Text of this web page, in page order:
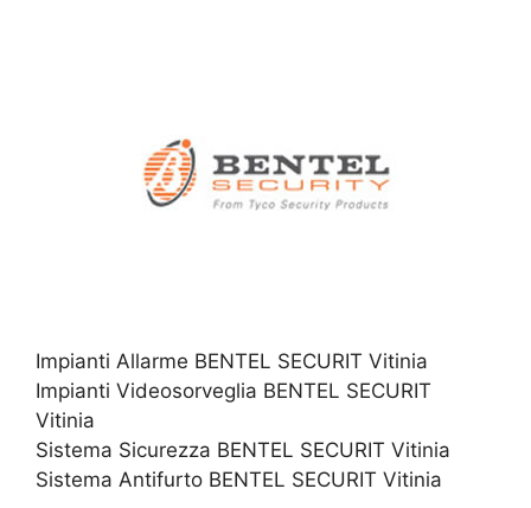
Impianti Allarme BENTEL SECURIT Vitinia
Impianti Videosorveglia BENTEL SECURIT
Vitinia
Sistema Sicurezza BENTEL SECURIT Vitinia
Sistema Antifurto BENTEL SECURIT Vitinia